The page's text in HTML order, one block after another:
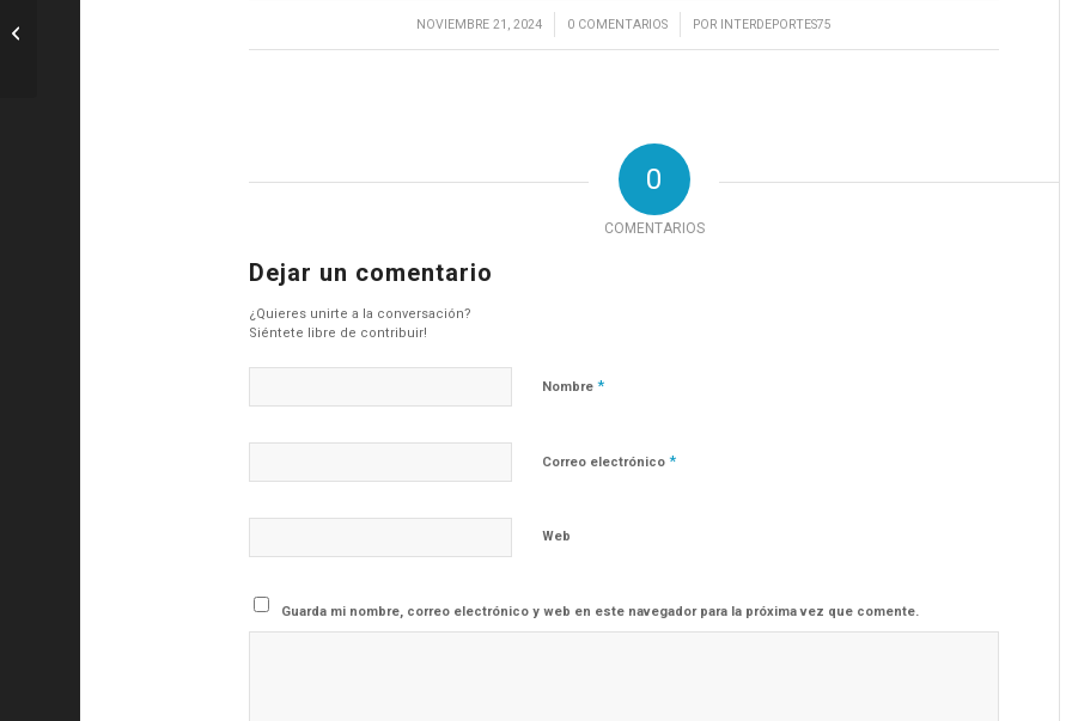
NOVIEMBRE 21, 2024
/ 0 COMENTARIOS
/ POR INTERDEPORTES75
0
COMENTARIOS
Dejar un comentario
¿Quieres unirte a la conversación?
Siéntete libre de contribuir!
Nombre *
Correo electrónico *
Web
Guarda mi nombre, correo electrónico y web en este navegador para la próxima vez que comente.